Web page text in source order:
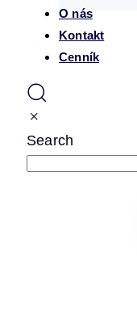
O nás
Kontakt
Cenník
Search